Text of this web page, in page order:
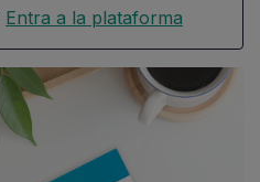
Entra a la plataforma